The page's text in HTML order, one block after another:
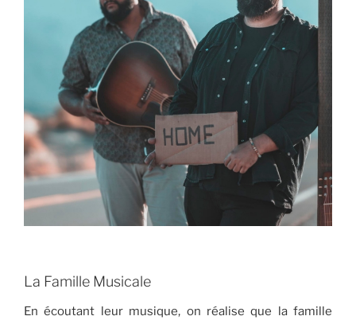
La Famille Musicale
En écoutant leur musique, on réalise que la famille